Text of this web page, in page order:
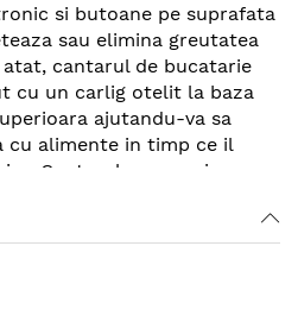
si butoane pe suprafata
sau elimina greutatea
cantarul de bucatarie
cu un carlig otelit la baza
ajutandu-va sa
cu alimente in timp ce il
Cantarul se pune in